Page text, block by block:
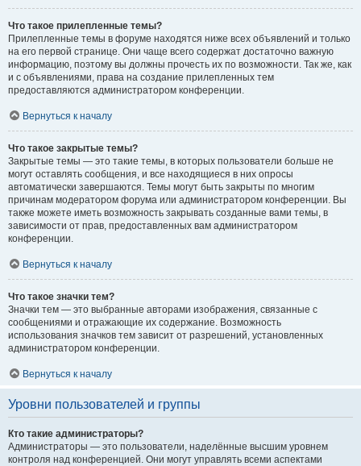
Что такое прилепленные темы?
Прилепленные темы в форуме находятся ниже всех объявлений и только
на его первой странице. Они чаще всего содержат достаточно важную
информацию, поэтому вы должны прочесть их по возможности. Так же, как
и с объявлениями, права на создание прилепленных тем
предоставляются администратором конференции.
Вернуться к началу
Что такое закрытые темы?
Закрытые темы — это такие темы, в которых пользователи больше не
могут оставлять сообщения, и все находящиеся в них опросы
автоматически завершаются. Темы могут быть закрыты по многим
причинам модератором форума или администратором конференции. Вы
также можете иметь возможность закрывать созданные вами темы, в
зависимости от прав, предоставленных вам администратором
конференции.
Вернуться к началу
Что такое значки тем?
Значки тем — это выбранные авторами изображения, связанные с
сообщениями и отражающие их содержание. Возможность
использования значков тем зависит от разрешений, установленных
администратором конференции.
Вернуться к началу
Уровни пользователей и группы
Кто такие администраторы?
Администраторы — это пользователи, наделённые высшим уровнем
контроля над конференцией. Они могут управлять всеми аспектами